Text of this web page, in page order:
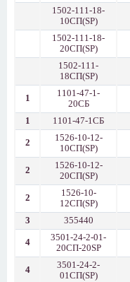
1502-111-18-
10СП(SP)
1502-111-18-
20СП(SP)
1502-111-
18СП(SP)
1
1101-47-1-
20СБ
1 1101-47-1СБ
2
1526-10-12-
10СП(SP)
2
1526-10-12-
20СП(SP)
2
1526-10-
12СП(SP)
3 355440
4
3501-24-2-01-
20СП-20SP
4
3501-24-2-
01СП(SP)